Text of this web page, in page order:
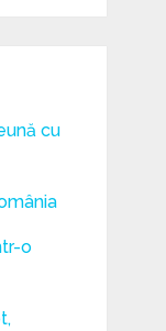
cu
o